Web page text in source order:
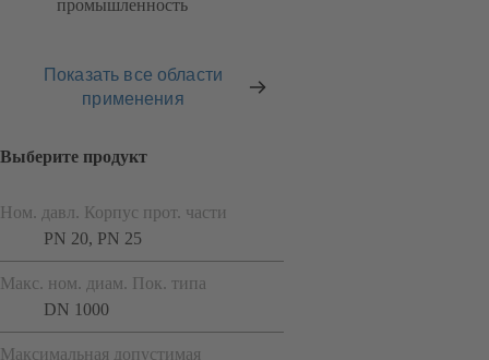
промышленность
Показать все области
применения
Выберите продукт
Ном. давл. Корпус прот. части
PN 20, PN 25
Макс. ном. диам. Пок. типа
DN 1000
Максимальная допустимая